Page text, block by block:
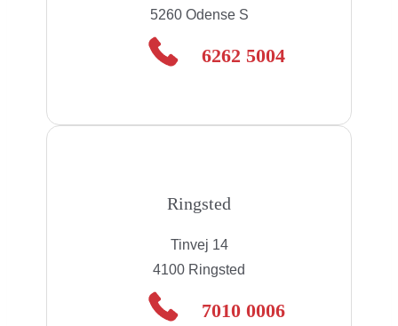
5260 Odense S
6262 5004
Ringsted
Tinvej 14
4100 Ringsted
7010 0006